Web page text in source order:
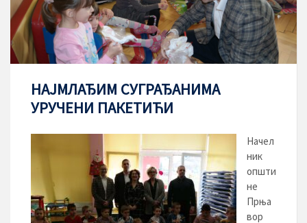
НАЈМЛАЂИМ СУГРАЂАНИМА
УРУЧЕНИ ПАКЕТИЋИ
Начел
ник
општи
не
Прња
вор